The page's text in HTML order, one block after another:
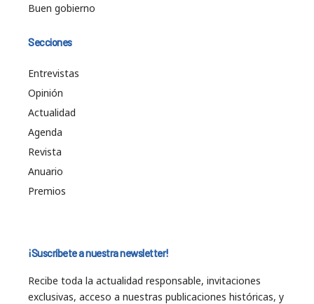
Buen gobierno
Secciones
Entrevistas
Opinión
Actualidad
Agenda
Revista
Anuario
Premios
¡Suscríbete a nuestra newsletter!
Recibe toda la actualidad responsable, invitaciones
exclusivas, acceso a nuestras publicaciones históricas, y